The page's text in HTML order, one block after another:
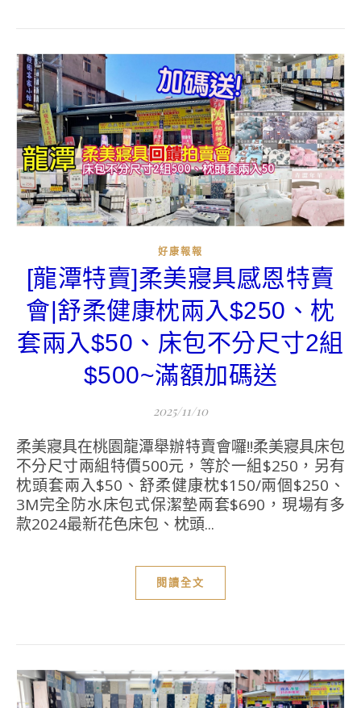
好康報報
[龍潭特賣]柔美寢具感恩特賣
會|舒柔健康枕兩入$250、枕
套兩入$50、床包不分尺寸2組
$500~滿額加碼送
2025/11/10
柔美寢具在桃園龍潭舉辦特賣會囉!!柔美寢具床包
不分尺寸兩組特價500元，等於一組$250，另有
枕頭套兩入$50、舒柔健康枕$150/兩個$250、
3M完全防水床包式保潔墊兩套$690，現場有多
款2024最新花色床包、枕頭...
閱讀全文